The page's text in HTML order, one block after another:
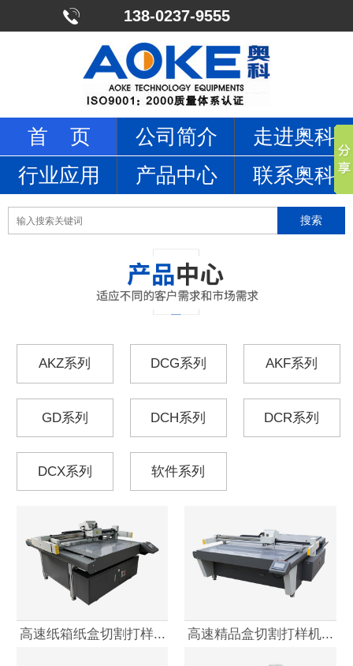
138-0237-9555
首 页 公司简介
走进奥科
行业应用
产品中心 联系奥科
AKZ系列 DCG系列 AKF系列
GD系列 DCH系列 DCR系列
DCX系列 软件系列
高速纸箱纸盒切割打样... 高速精品盒切割打样机...